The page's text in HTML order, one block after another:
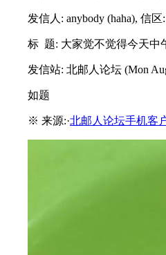
发信人: anybody (haha), 信区
标 题: 大家觉不觉得今天中
发信站: 北邮人论坛 (Mon
如题
※ 来源:·北邮人论坛手机客